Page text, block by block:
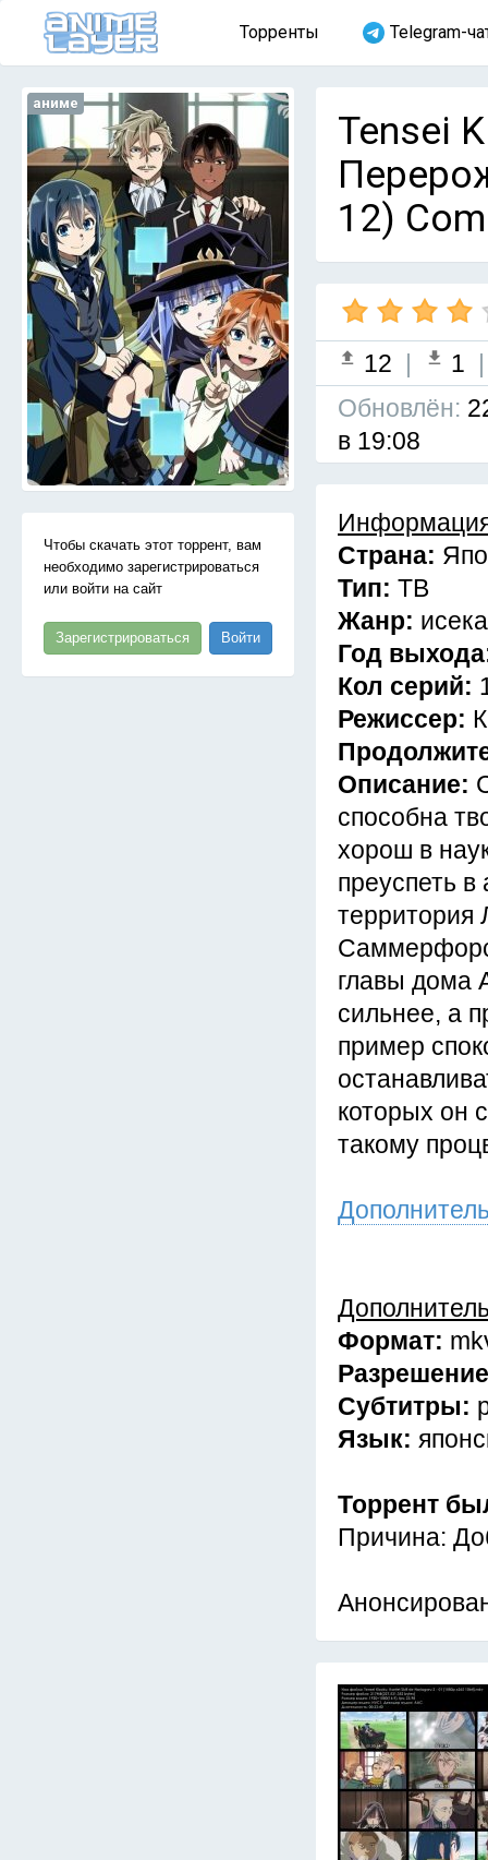
Торренты Telegram-
аниме
Чтобы скачать этот торрент, вам
необходимо зарегистрироваться
или войти на сайт
Зарегистрироваться Войти
Tensei
12)
12 | 1
Обновлён:
в 19:08
Страна:
Тип: ТВ
Жанр:
Год
Кол серий:
Режиссер:
Описание:
способна
хорош в
преуспеть
территория
главы дома
сильнее, а
пример
которых он
такому
Формат:
Субтитры:
Язык:
Торрент
Причина: